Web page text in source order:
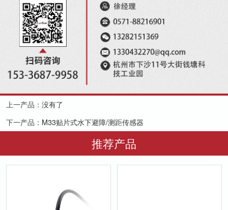
上一产品： 没有了
下一产品： M33贴片式水下避障/测距传感器
推荐产品